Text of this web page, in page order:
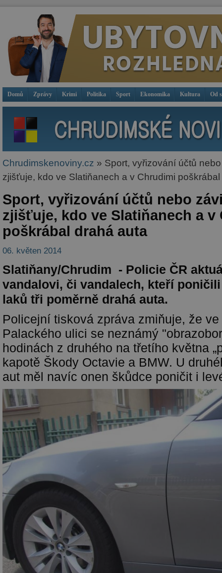
Domů Zprávy Krimi Politika Sport Ekonomika Kultura Od
Chrudimskenoviny.cz » Sport, vyřizování účtů
zjišťuje, kdo ve Slatiňanech a v Chrudimi
Sport, vyřizování účtů nebo
zjišťuje, kdo ve Slatiňanech a v
poškrábal drahá auta
06. květen 2014
Slatiňany/Chrudim - Policie ČR
vandalovi, či vandalech, kteří
laků tři poměrně drahá auta.
Policejní tisková zpráva zmiňuje, že
Palackého ulici se neznámý
hodinách z druhého na třetího května
kapotě Škody Octavie a BMW. U
aut měl navíc onen škůdce poničit i